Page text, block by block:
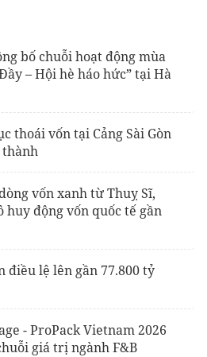
Era
BoulevardQuốc Lộ 13
Lê Phong
bố chuỗi hoạt động mùa
– Hội hè háo hức” tại Hà
thoái vốn tại Cảng Sài Gòn
thành
vốn xanh từ Thuỵ Sĩ,
huy động vốn quốc tế gần
điều lệ lên gần 77.800 tỷ
- ProPack Vietnam 2026
giá trị ngành F&B